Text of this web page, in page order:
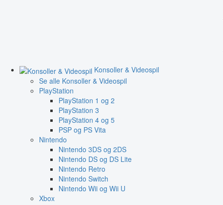
Konsoller & Videospil
Se alle Konsoller & Videospil
PlayStation
PlayStation 1 og 2
PlayStation 3
PlayStation 4 og 5
PSP og PS Vita
Nintendo
Nintendo 3DS og 2DS
Nintendo DS og DS Lite
Nintendo Retro
Nintendo Switch
Nintendo Wii og Wii U
Xbox